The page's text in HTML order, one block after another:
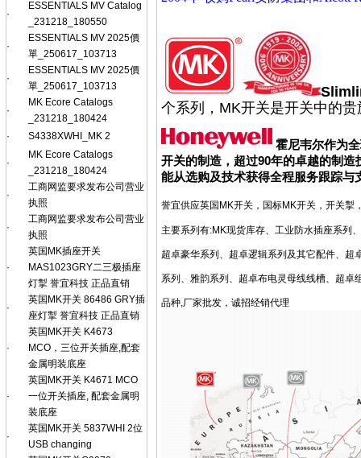
·
ESSENTIALS MV Catalog
_231218_180550
·
ESSENTIALS MV 2025價
單_250617_103713
·
ESSENTIALS MV 2025價
單_250617_103713
·
MK Ecore Catalogs
_231218_180424
·
S4338XWHI_MK 2
·
MK Ecore Catalogs
_231218_180424
·
工商网监要求发布公司营业
执照
·
工商网监要求发布公司营业
执照
·
英国MK插座开关
MAS1023GRY二三极插座
灯掣 誉宜科技 正品直销
·
英国MK开关 86486 GRY插
座灯掣 誉宜科技 正品直销
·
英国MK开关 K4673
MCO，三位开关插座,配套
金属明装底座
·
英国MK开关 K4671 MCO
一位开关插座, 配套金属明
装底座
·
英国MK开关 5837WHI 2位
USB changing
个系列，MK开关是开关中的
霍尼韦尔作为
开关的制造，超过90年的卓越的制造
能从选购及技术获得全程服务跟踪
誉宜供应英国MK开关，国标MK开关，开关掣
主要系列有:MK现货库存、工业防水插座系列
超卓豪华系列、超卓逻辑系列及其它配件、
系列、雅韵系列、超卓布电灵母线线槽、超
品种,厂家批发，诚招经销代理